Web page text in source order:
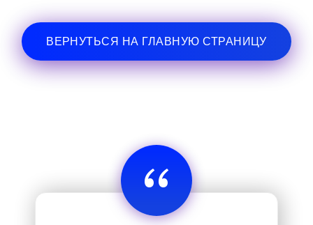
ВЕРНУТЬСЯ НА ГЛАВНУЮ СТРАНИЦУ
“